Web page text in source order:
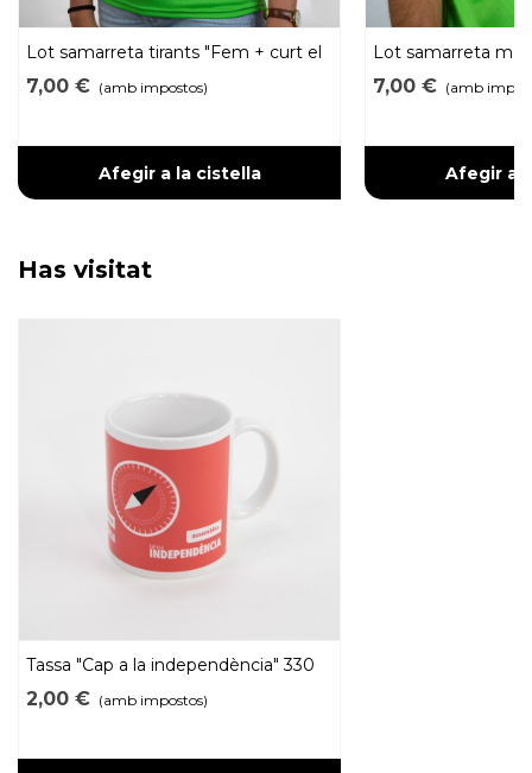
Lot samarreta tirants "Fem + curt el
camí" 2024
7,00 € (amb impostos)
Afegir a la cistella
Lot samarreta
curt el camí" 2024
7,00 € (amb
Afegir a
Has visitat
Tassa "Cap a la independència" 330
ml
2,00 € (amb impostos)